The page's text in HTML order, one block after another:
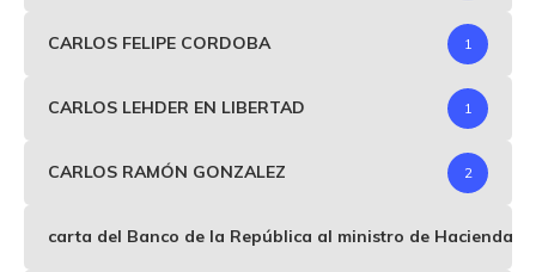
CARLOS FELIPE CORDOBA 1
CARLOS LEHDER EN LIBERTAD 1
CARLOS RAMÓN GONZALEZ 2
carta del Banco de la República al ministro de Hacienda